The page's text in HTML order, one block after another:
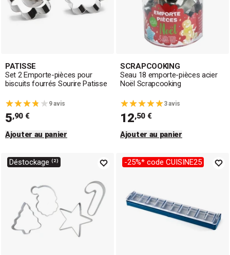
PATISSE
Set 2 Emporte-pièces pour
biscuits fourrés Sourire Patisse
9 avis
5,90 €
Ajouter au panier
SCRAPCOOKING
Seau 18 emporte-pièces acier
Noël Scrapcooking
3 avis
12,50 €
Ajouter au panier
Déstockage ⁽²⁾ -25%* code CUISINE25